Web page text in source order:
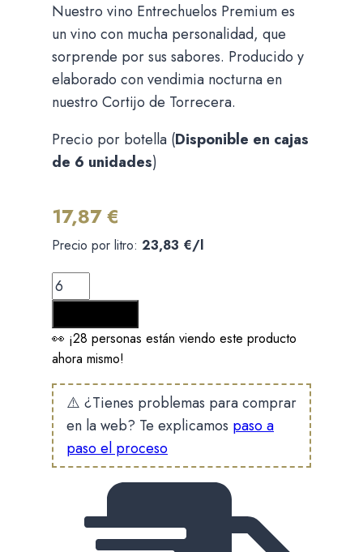
Nuestro vino Entrechuelos Premium es
un vino con mucha personalidad, que
sorprende por sus sabores. Producido y
elaborado con vendimia nocturna en
nuestro Cortijo de Torrecera.
Precio por botella (Disponible en cajas
de 6 unidades)
17,87€
Precio por litro: 23,83 €/l
Entrechuelos
Premium
cantidad
👀 ¡28 personas están viendo este producto
ahora mismo!
⚠️ ¿Tienes problemas para comprar
en la web? Te explicamos paso a
paso el proceso